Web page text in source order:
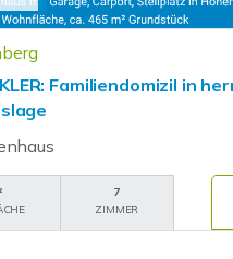
Familiendomizil in
7
ZIMMER